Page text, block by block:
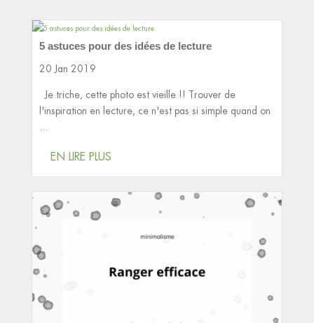
5 astuces pour des idées de lecture
20 Jan 2019
Je triche, cette photo est vieille !! Trouver de
l'inspiration en lecture, ce n'est pas si simple quand on
...
EN LIRE PLUS